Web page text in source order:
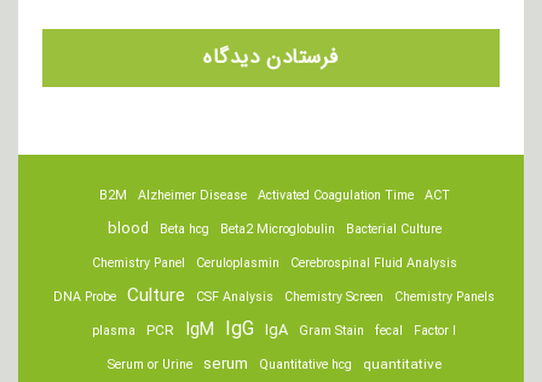
ACT
Activated Coagulation Time
Alzheimer Disease
B2M
Bacterial Culture
Beta2 Microglobulin
Beta hcg
blood
Cerebrospinal Fluid Analysis
Ceruloplasmin
Chemistry Panel
Chemistry Panels
Chemistry Screen
CSF Analysis
Culture
DNA Probe
Factor I
fecal
Gram Stain
IgA
IgG
IgM
PCR
plasma
quantitative
Quantitative hcg
serum
Serum or Urine